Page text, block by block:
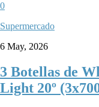
0
Supermercado
6 May, 2026
3 Botellas de
Light 20º